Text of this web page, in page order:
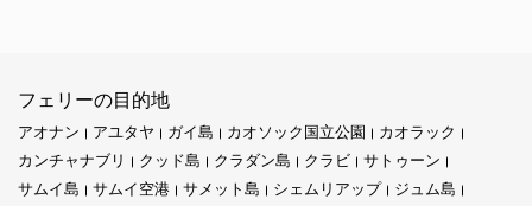
フェリーの目的地
アオナン アユタヤ ガイ島 カオソック国立公園
カオラック
カンチャナブリ
クッド島 クラダン島 クラビ
サトゥーン
サムイ島
サムイ空港 サメット島 シェムリアップ
ジュム島